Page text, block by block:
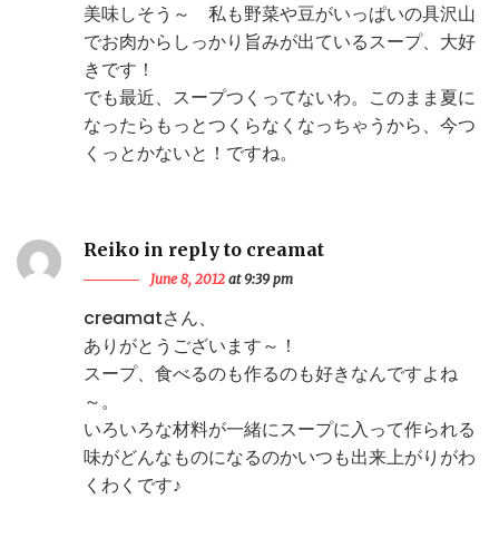
美味しそう～ 私も野菜や豆がいっぱいの具沢山
でお肉からしっかり旨みが出ているスープ、大好
きです！
でも最近、スープつくってないわ。このまま夏に
なったらもっとつくらなくなっちゃうから、今つ
くっとかないと！ですね。
Reiko in reply to creamat
June 8, 2012 at 9:39 pm
creamatさん、
ありがとうございます～！
スープ、食べるのも作るのも好きなんですよね
～。
いろいろな材料が一緒にスープに入って作られる
味がどんなものになるのかいつも出来上がりがわ
くわくです♪